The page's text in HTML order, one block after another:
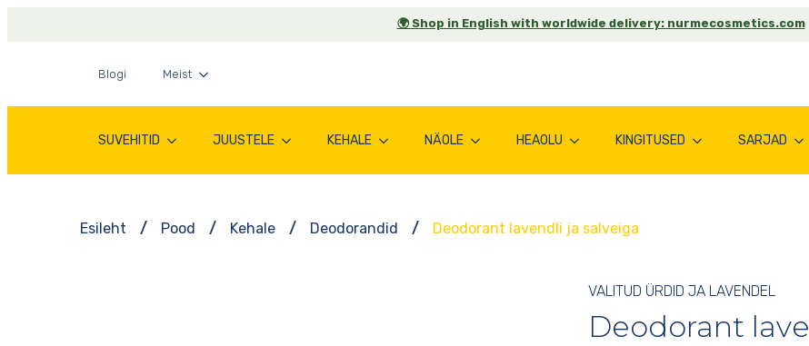
🌍 Shop in English with worldwide delivery: nurmecosmetics.com
Blogi Meist
SUVEHITID JUUSTELE KEHALE NÄOLE HEAOLU KINGITUSED SARJAD
Esileht Pood Kehale Deodorandid Deodorant lavendli ja salveiga
VALITUD ÜRDID JA LAVENDEL
Deodorant